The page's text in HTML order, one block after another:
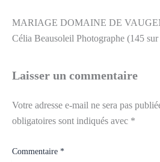
MARIAGE DOMAINE DE
Célia Beausoleil Photographe (145
Laisser un commentaire
Votre adresse e-mail ne sera pas
obligatoires sont indiqués avec *
Commentaire *